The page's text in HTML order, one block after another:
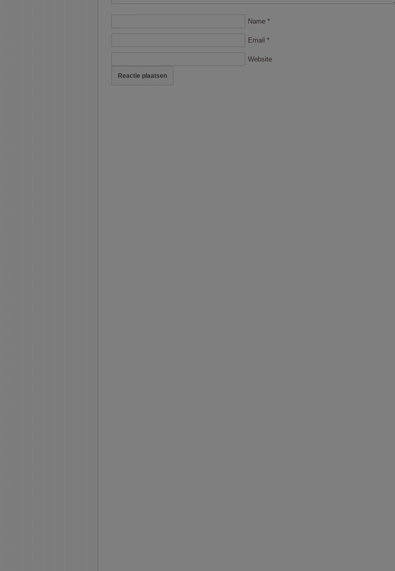
Name *
Email *
Website